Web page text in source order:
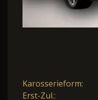
Karosserieform:
Erst-Zul.: